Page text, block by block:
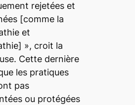
rejetées et
[comme la
et
», croit la
Cette dernière
les pratiques
pas
ou protégées